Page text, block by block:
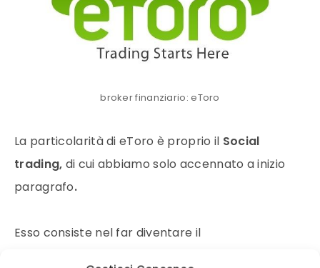
broker finanziario: eToro
La particolarità di eToro è proprio il Social
trading, di cui abbiamo solo accennato a inizio
paragrafo.
Esso consiste nel far diventare il